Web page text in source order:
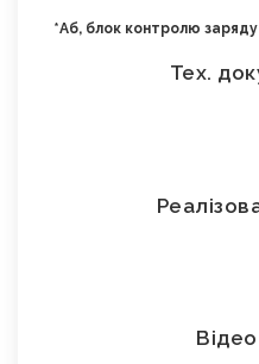
*Аб, блок контролю
Тех.